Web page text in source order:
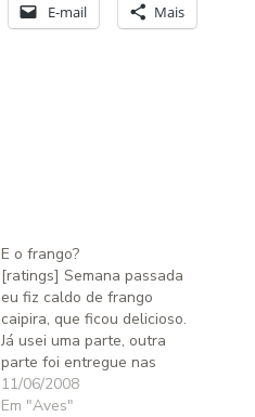
E-mail Mais
E o frango?
[ratings] Semana passada
eu fiz caldo de frango
caipira, que ficou delicioso.
Já usei uma parte, outra
parte foi entregue nas
encomendas que tinha e há
mais um tanto esperando
11/06/2008
Em "Aves"